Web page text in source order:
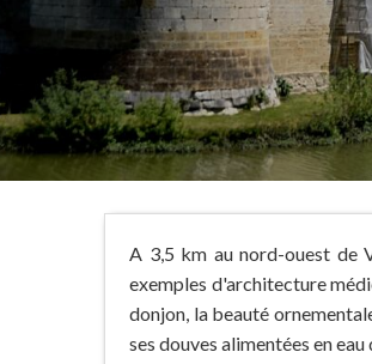
A 3,5 km au nord-ouest de
exemples d'architecture
donjon, la beauté
ses douves alimentées en